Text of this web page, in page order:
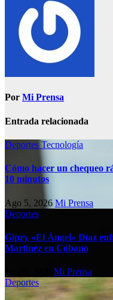
Por Mi Prensa
Entrada relacionada
Deportes Tecnología
Cómo hacer un chequeo
10 minutos
Ago 5, 2026 Mi Prensa
Deportes
Gipzy «El Ángel» Díaz
Martínez en Cóbano
Mi Prensa
Deportes